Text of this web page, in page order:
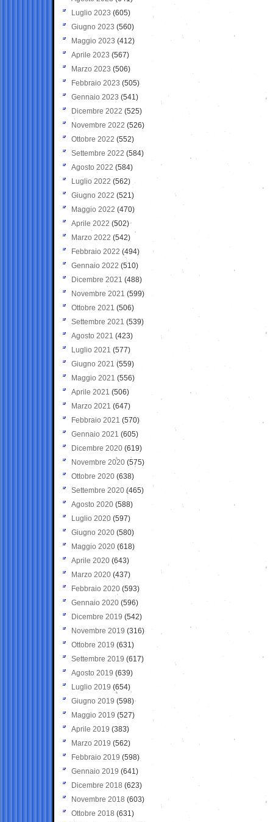
Luglio 2023 (605)
Giugno 2023 (560)
Maggio 2023 (412)
Aprile 2023 (567)
Marzo 2023 (506)
Febbraio 2023 (505)
Gennaio 2023 (541)
Dicembre 2022 (525)
Novembre 2022 (526)
Ottobre 2022 (552)
Settembre 2022 (584)
Agosto 2022 (584)
Luglio 2022 (562)
Giugno 2022 (521)
Maggio 2022 (470)
Aprile 2022 (502)
Marzo 2022 (542)
Febbraio 2022 (494)
Gennaio 2022 (510)
Dicembre 2021 (488)
Novembre 2021 (599)
Ottobre 2021 (506)
Settembre 2021 (539)
Agosto 2021 (423)
Luglio 2021 (577)
Giugno 2021(559)
Maggio 2021 (556)
Aprile 2021 (506)
Marzo 2021 (647)
Febbraio 2021 (570)
Gennaio 2021 (605)
Dicembre 2020 (619)
Novembre 2020 (575)
Ottobre 2020 (638)
Settembre 2020(465)
Agosto 2020 (588)
Luglio 2020 (597)
Giugno 2020 (580)
Maggio 2020 (618)
Aprile 2020 (643)
Marzo 2020 (437)
Febbraio 2020 (593)
Gennaio 2020 (596)
Dicembre 2019 (542)
Novembre 2019 (316)
Ottobre 2019 (631)
Settembre 2019 (617)
Agosto 2019 (639)
Luglio 2019 (654)
Giugno 2019 (598)
Maggio 2019 (527)
Aprile 2019 (383)
Marzo 2019 (562)
Febbraio 2019 (598)
Gennaio 2019 (641)
Dicembre 2018 (623)
Novembre 2018 (603)
Ottobre 2018 (631)